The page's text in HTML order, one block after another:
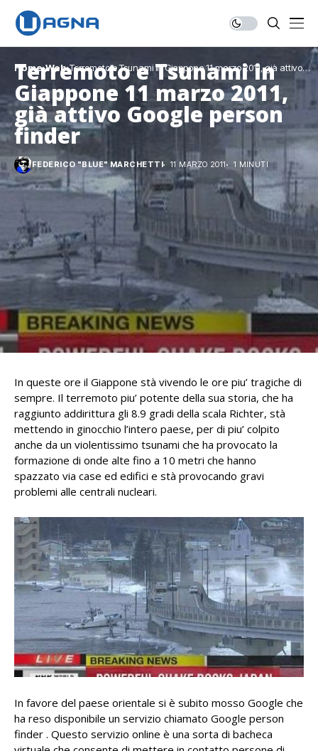
Home Web Terremoto e Tsunami in Giappone 11 marzo 2011, già attivo
Google person finder
Terremoto e Tsunami in
Giappone 11 marzo 2011,
già attivo Google person
finder
FEDERICO "BLUE" MARCHETTI 11 MARZO 2011 1 MINUTI
In queste ore il Giappone stà vivendo le ore piu’ tragiche di
sempre. Il terremoto piu’ potente della sua storia, che ha
raggiunto addirittura gli 8.9 gradi della scala Richter, stà
mettendo in ginocchio l’intero paese, per di piu’ colpito
anche da un violentissimo tsunami che ha provocato la
formazione di onde alte fino a 10 metri che hanno
spazzato via case ed edifici e stà provocando gravi
problemi alle centrali nucleari.
In favore del paese orientale si è subito mosso Google che
ha reso disponibile un servizio chiamato Google person
finder . Questo servizio online è una sorta di bacheca